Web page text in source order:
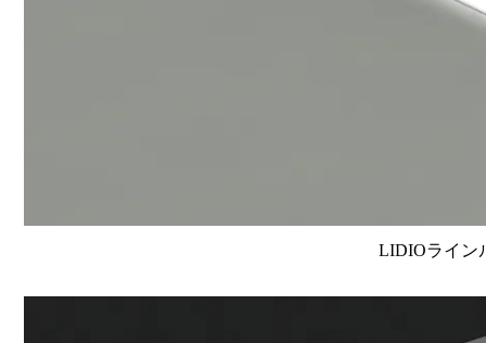
LIDIOライン